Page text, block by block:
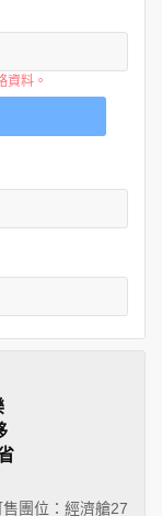
資料。
售團位：經濟艙27